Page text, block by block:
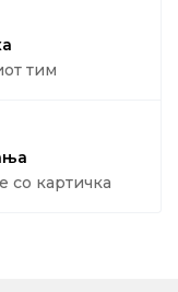
тим
со картичка